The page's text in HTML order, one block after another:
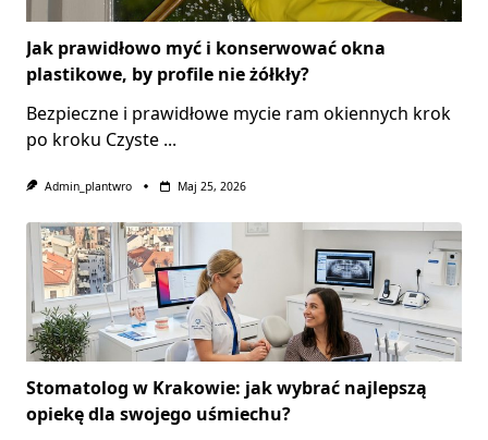
Jak prawidłowo myć i konserwować okna
plastikowe, by profile nie żółkły?
Bezpieczne i prawidłowe mycie ram okiennych krok
po kroku Czyste ...
Admin_plantwro Maj 25, 2026
Stomatolog w Krakowie: jak wybrać najlepszą
opiekę dla swojego uśmiechu?